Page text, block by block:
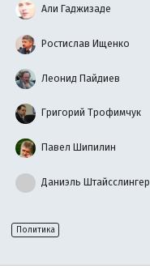
Али Гаджизаде
Ростислав Ищенко
Леонид Пайдиев
Григорий Трофимчук
Павел Шипилин
Даниэль Штайсслингер
Политика